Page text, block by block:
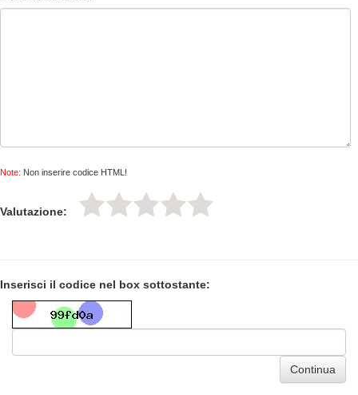
Note: Non inserire codice HTML!
Valutazione:
Inserisci il codice nel box sottostante:
Continua